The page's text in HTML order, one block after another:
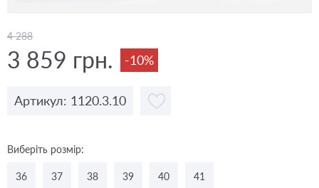
4 288
3 859 грн. -10%
Артикул: 1120.3.10
Виберіть розмір:
36 37 38 39 40 41